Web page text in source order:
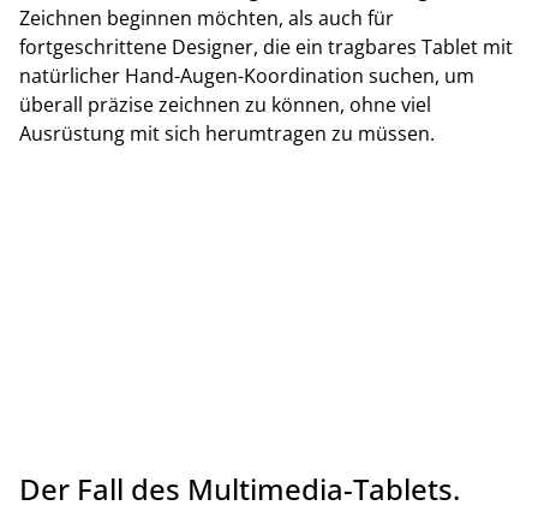
Zeichnen beginnen möchten, als auch für
fortgeschrittene Designer, die ein tragbares Tablet mit
natürlicher Hand-Augen-Koordination suchen, um
überall präzise zeichnen zu können, ohne viel
Ausrüstung mit sich herumtragen zu müssen.
Der Fall des Multimedia-Tablets.